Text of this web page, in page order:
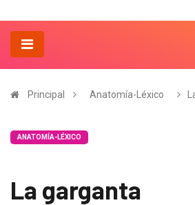
Principal Anatomía-Léxico
ANATOMÍA-LÉXICO
La garganta